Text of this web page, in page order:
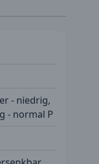
- niedrig,
- normal P